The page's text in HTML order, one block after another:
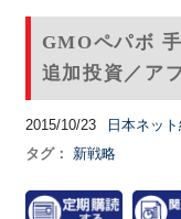
GMOペパボ
追加投資／ア
2015/10/23 日本ネッ
タグ：
新戦略